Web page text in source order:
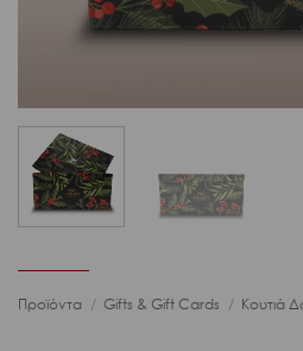
Προϊόντα / Gifts & Gift Cards / Κουτιά